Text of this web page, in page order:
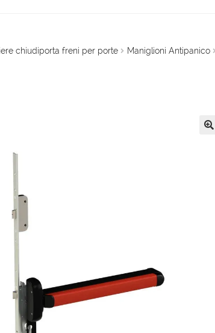
chiudiporta freni per porte Maniglioni Antipanico